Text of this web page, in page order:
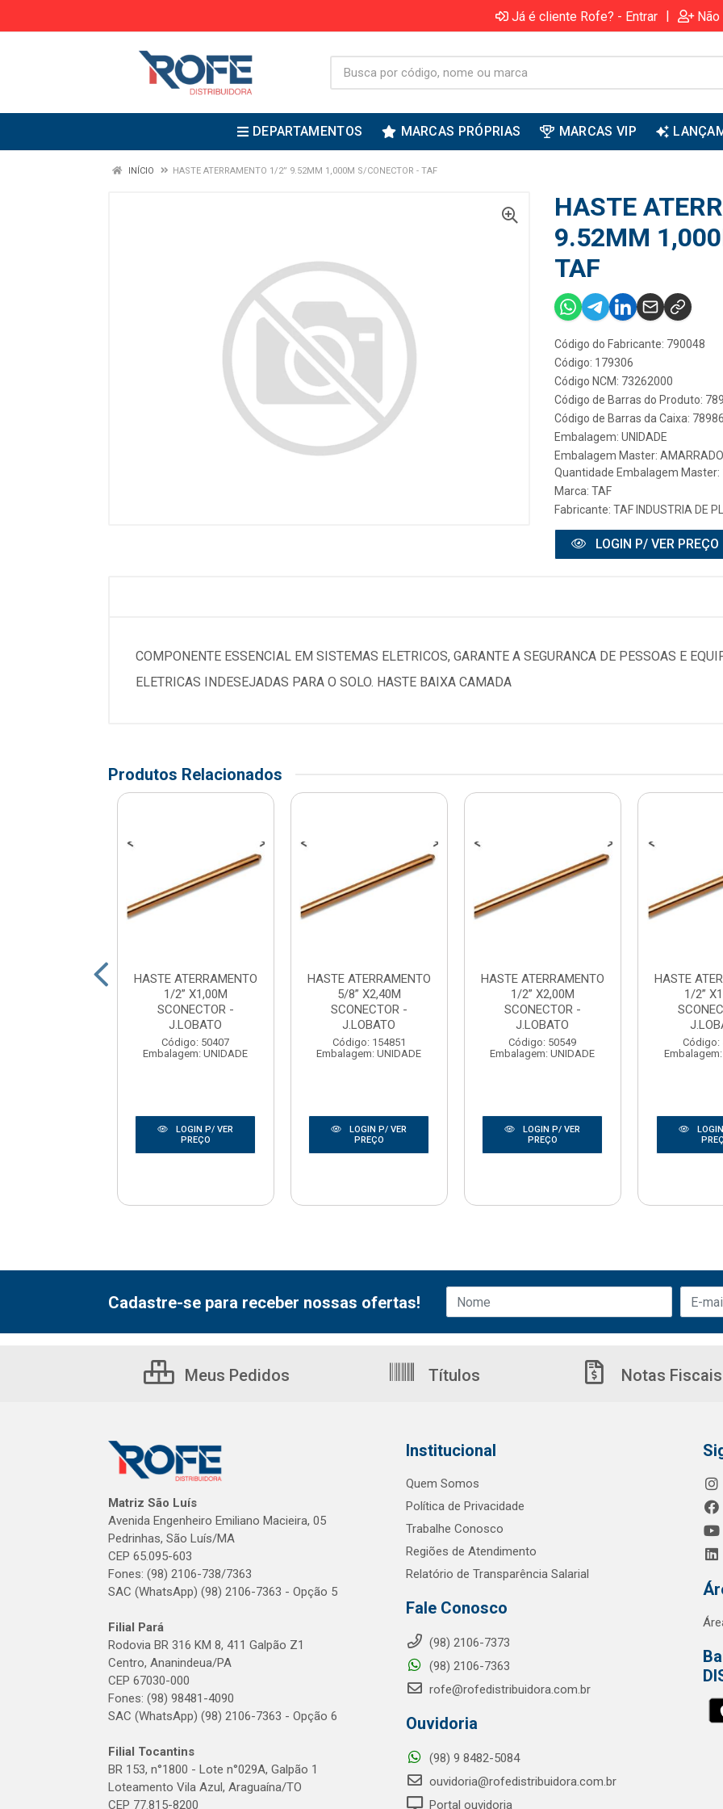
Já é cliente Rofe? - Entrar |
DEPARTAMENTOS MARCAS PRÓPRIAS MARCAS VIP
INÍCIO HASTE ATERRAMENTO 1/2” 9.52MM 1,000M S/CONECTOR - TAF
HASTE
9.52MM
TAF
Código do Fabricante: 790048
Código: 179306
Código NCM: 73262000
Código de Barras do Produto:
Código de Barras da Caixa:
Embalagem: UNIDADE
Embalagem Master: AMARRADO
Quantidade Embalagem Master:
Marca: TAF
Fabricante: TAF INDUSTRIA DE
LOGIN P/ VER PREÇO
COMPONENTE ESSENCIAL EM SISTEMAS ELETRICOS, GARANTE A SEGURANCA DE PESSOAS E
ELETRICAS INDESEJADAS PARA O SOLO. HASTE BAIXA CAMADA
Produtos Relacionados
HASTE ATERRAMENTO
1/2” X1,00M
SCONECTOR -
J.LOBATO
Código: 50407
Embalagem: UNIDADE
LOGIN P/ VER
PREÇO
HASTE ATERRAMENTO
5/8” X2,40M
SCONECTOR -
J.LOBATO
Código: 154851
Embalagem: UNIDADE
LOGIN P/ VER
PREÇO
HASTE ATERRAMENTO
1/2” X2,00M
SCONECTOR -
J.LOBATO
Código: 50549
Embalagem: UNIDADE
LOGIN P/ VER
PREÇO
HASTE
1/2”
Código:
Cadastre-se para receber nossas ofertas!
Meus Pedidos Títulos Notas Fiscais
Matriz São Luís
Avenida Engenheiro Emiliano Macieira, 05
Pedrinhas, São Luís/MA
CEP 65.095-603
Fones: (98) 2106-738/7363
SAC (WhatsApp) (98) 2106-7363 - Opção 5
Filial Pará
Rodovia BR 316 KM 8, 411 Galpão Z1
Centro, Ananindeua/PA
CEP 67030-000
Fones: (98) 98481-4090
SAC (WhatsApp) (98) 2106-7363 - Opção 6
Filial Tocantins
BR 153, n°1800 - Lote n°029A, Galpão 1
Loteamento Vila Azul, Araguaína/TO
CEP 77.815-8200
Institucional
Quem Somos
Política de Privacidade
Trabalhe Conosco
Regiões de Atendimento
Relatório de Transparência Salarial
Fale Conosco
(98) 2106-7373
(98) 2106-7363
rofe@rofedistribuidora.com.br
Ouvidoria
(98) 9 8482-5084
ouvidoria@rofedistribuidora.com.br
Portal ouvidoria